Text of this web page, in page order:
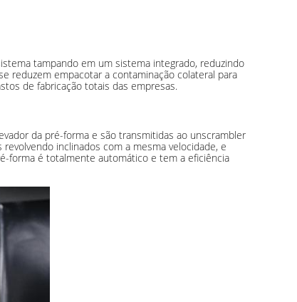
tampando em um sistema integrado, reduzindo
reduzem empacotar a contaminação colateral para
de fabricação totais das empresas.
da pré-forma e são transmitidas ao unscrambler
inclinados com a mesma velocidade, e
forma é totalmente automático e tem a eficiência